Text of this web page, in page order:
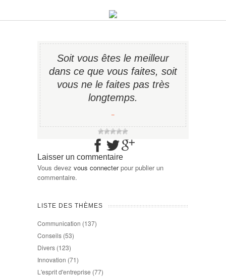
Soit vous êtes le meilleur
dans ce que vous faites, soit
vous ne le faites pas très
longtemps.
−
Laisser un commentaire
Vous devez vous connecterpour publier un
commentaire.
LISTE DES THÈMES
Communication (137)
Conseils (53)
Divers (123)
Innovation (71)
L'esprit d'entreprise (77)